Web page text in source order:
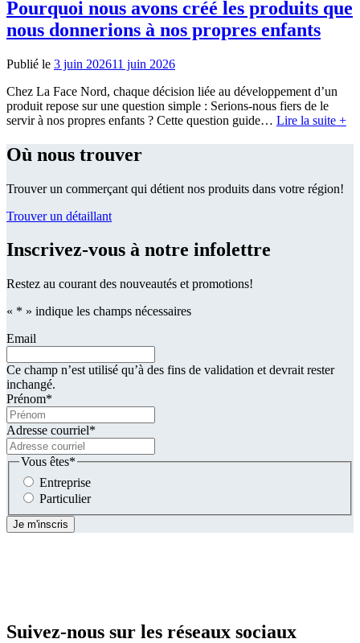
Pourquoi nous avons créé les produits que
nous donnerions à nos propres enfants
Publié le 3 juin 202611 juin 2026
Chez La Face Nord, chaque décision liée au développement d’un
produit repose sur une question simple : Serions-nous fiers de le
servir à nos propres enfants ? Cette question guide… Lire la suite +
Où nous trouver
Trouver un commerçant qui détient nos produits dans votre région!
Trouver un détaillant
Inscrivez-vous à notre infolettre
Restez au courant des nouveautés et promotions!
« * » indique les champs nécessaires
Email
Ce champ n’est utilisé qu’à des fins de validation et devrait rester
inchangé.
Prénom*
Adresse courriel*
Vous êtes*
Entreprise
Particulier
Suivez-nous sur les réseaux sociaux